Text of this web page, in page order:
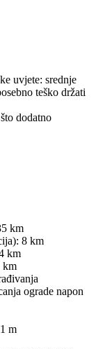
uvjete: srednje
teško držati
dodatno
km
8 km
km
km
ograde napon
m